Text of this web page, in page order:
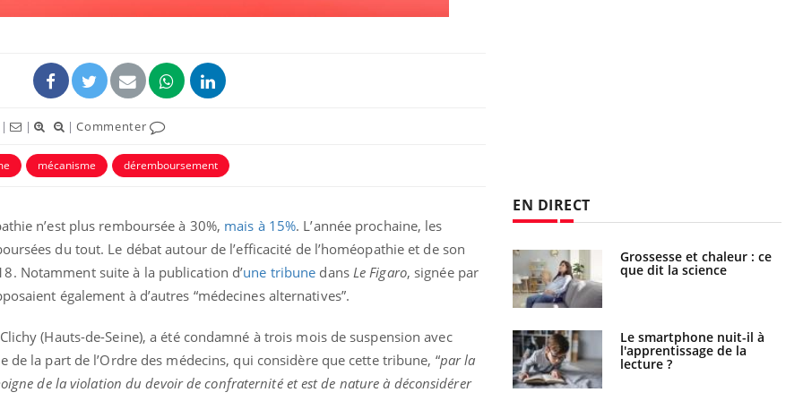
| |Commenter
mécanisme déremboursement
n’est plus remboursée à 30%, mais à 15%. L’année prochaine, les
du tout. Le débat autour de l’efficacité de l’homéopathie et de son
Notamment suite à la publication d’une tribune dans Le Figaro, signée par
également à d’autres “médecines alternatives”.
(Hauts-de-Seine), a été condamné à trois mois de suspension avec
de la part de l’Ordre des médecins, qui considère que cette tribune, “par la
de la violation du devoir de confraternité et est de nature à déconsidérer
EN DIRECT
La sieste empêche-t-elle
de dormir la nuit ?
VIH : la fin du comprimé
elle enfin ?
Fortes chaleurs :
pourquoi le risque de
noyade grimpe-t-il ?
Le Viagra pourrait-il
freiner la propagation du
cancer ?
Grossesse et chaleur : ce
que dit la science
Le smartphone nuit-il à
l'apprentissage de la
lecture ?